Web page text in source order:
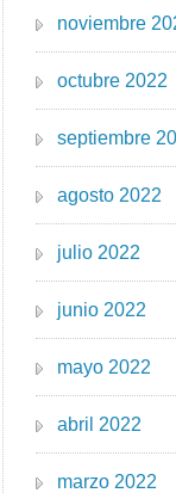
noviembre
octubre 2022
septiembre
agosto 2022
julio 2022
junio 2022
mayo 2022
abril 2022
marzo 2022